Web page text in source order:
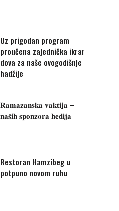
Uz prigodan program
proučena zajednička ikrar
dova za naše ovogodišnje
hadžije
𝐑𝐚𝐦𝐚𝐳𝐚𝐧𝐬𝐤𝐚 𝐯𝐚𝐤𝐭𝐢𝐣𝐚 –
𝐧𝐚𝐬̌𝐢𝐡 𝐬𝐩𝐨𝐧𝐳𝐨𝐫𝐚 𝐡𝐞𝐝𝐢𝐣𝐚
Restoran Hamzibeg u
potpuno novom ruhu